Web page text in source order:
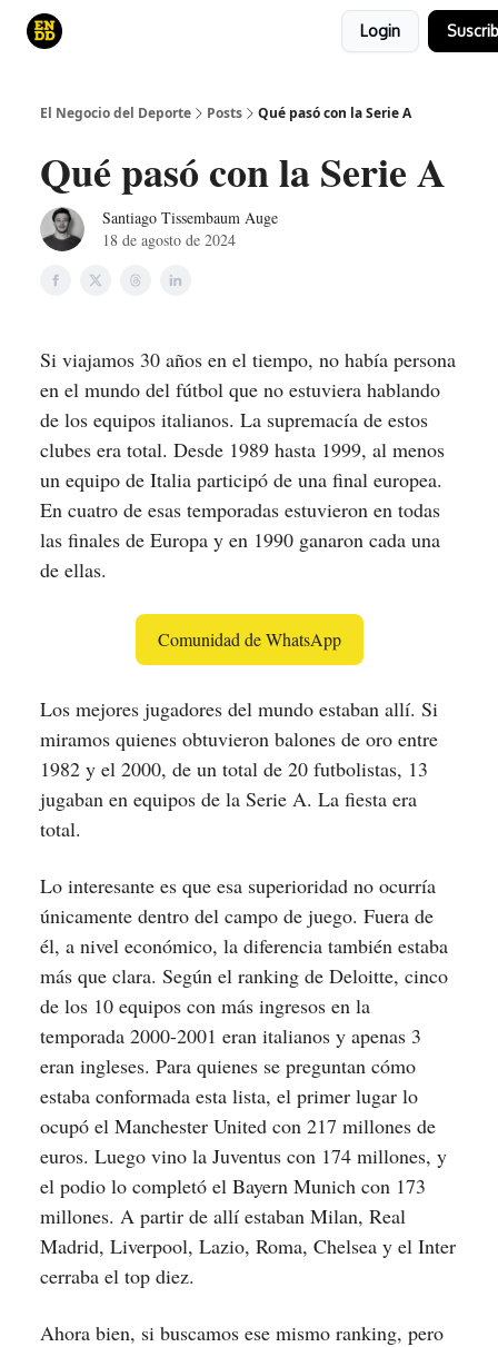
Login
El Negocio del Deporte Posts Qué pasó con la Serie A
Qué pasó con la Serie A
Santiago Tissembaum Auge
18 de agosto de 2024
Si viajamos 30 años en el tiempo, no había persona
en el mundo del fútbol que no estuviera hablando
de los equipos italianos. La supremacía de estos
clubes era total. Desde 1989 hasta 1999, al menos
un equipo de Italia participó de una final europea.
En cuatro de esas temporadas estuvieron en todas
las finales de Europa y en 1990 ganaron cada una
de ellas.
Comunidad de WhatsApp
Los mejores jugadores del mundo estaban allí. Si
miramos quienes obtuvieron balones de oro entre
1982 y el 2000, de un total de 20 futbolistas, 13
jugaban en equipos de la Serie A. La fiesta era
total.
Lo interesante es que esa superioridad no ocurría
únicamente dentro del campo de juego. Fuera de
él, a nivel económico, la diferencia también estaba
más que clara. Según el ranking de Deloitte, cinco
de los 10 equipos con más ingresos en la
temporada 2000-2001 eran italianos y apenas 3
eran ingleses. Para quienes se preguntan cómo
estaba conformada esta lista, el primer lugar lo
ocupó el Manchester United con 217 millones de
euros. Luego vino la Juventus con 174 millones, y
el podio lo completó el Bayern Munich con 173
millones. A partir de allí estaban Milan, Real
Madrid, Liverpool, Lazio, Roma, Chelsea y el Inter
cerraba el top diez.
Ahora bien, si buscamos ese mismo ranking, pero